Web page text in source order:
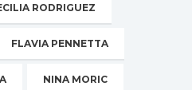
RODRIGUEZ
FLAVIA PENNETTA
NINA MORIC